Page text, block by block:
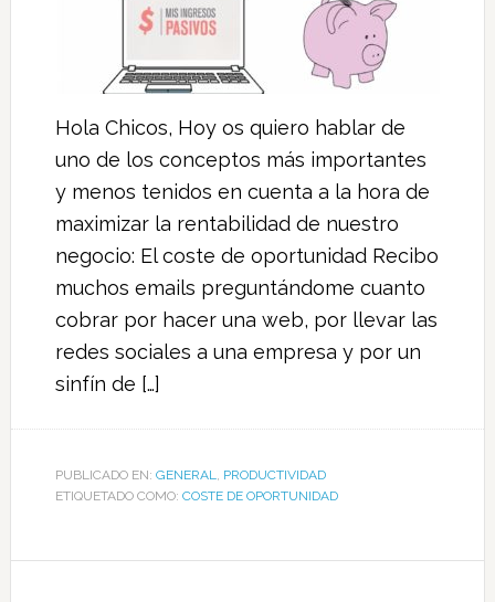
Hola Chicos, Hoy os quiero hablar de
uno de los conceptos más importantes
y menos tenidos en cuenta a la hora de
maximizar la rentabilidad de nuestro
negocio: El coste de oportunidad Recibo
muchos emails preguntándome cuanto
cobrar por hacer una web, por llevar las
redes sociales a una empresa y por un
sinfín de […]
PUBLICADO EN: GENERAL, PRODUCTIVIDAD
ETIQUETADO COMO: COSTE DE OPORTUNIDAD